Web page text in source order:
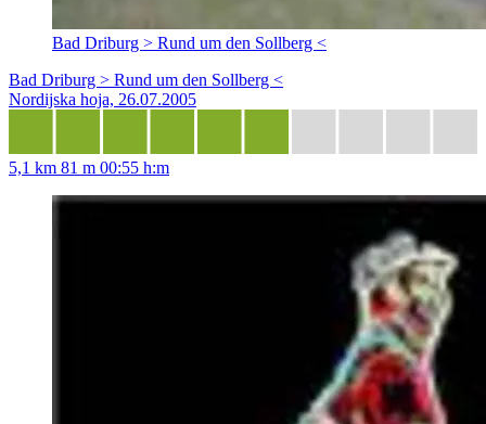
Bad Driburg > Rund um den Sollberg <
Bad Driburg > Rund um den Sollberg <
Nordijska hoja, 26.07.2005
5,1 km 81 m 00:55 h:m